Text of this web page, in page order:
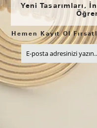
Yeni Tasarımları,
Hemen Kayıt Ol